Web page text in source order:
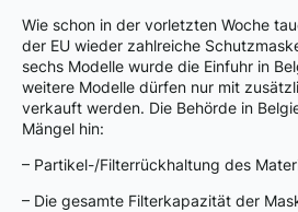
Wie schon in der vorletzten Woche
der EU wieder zahlreiche
sechs Modelle wurde die Einfuhr in
weitere Modelle dürfen nur mit
verkauft werden. Die Behörde in
Mängel hin:
– Partikel-/Filterrückhaltung des
– Die gesamte Filterkapazität der